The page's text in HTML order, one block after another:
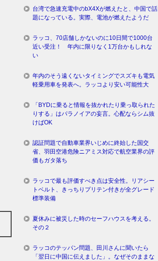
台湾で急速充電中のbX4Xが燃えたと、中国で話
題になっている。実際、電池が燃えたようだ
ラッコ、70店舗しかないのに10日間で1000台
近い受注！ 年内に限りなく1万台かもしれな
い
年内のそう遠くないタイミングでスズキも電気
軽乗用車を発表へ。ラッコより安い可能性大
「BYDに乗ると情報を抜かれたり乗っ取られた
りする」はパラノイアの妄言。心配ならシム抜
けばOK
認証問題で自動車業界いじめに終始した国交
省、羽田空港危険ニアミス対応で航空業界の評
価もガタ落ち
ラッコで最も評価すべき点は安全性。リアシー
トベルト、きっちりプリテン付きが全グレード
標準装備
夏休みに被災した時のセーフハウスを考える。
その２
ラッコのテッパン問題、田川さんに聞いたら
「翌日に中国に伝えました」。なぜそのままな